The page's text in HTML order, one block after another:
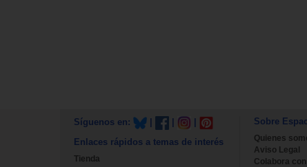
Síguenos en:
Enlaces rápidos a temas de interés
Tienda
Sobre
Quienes
Aviso Legal
Colabora